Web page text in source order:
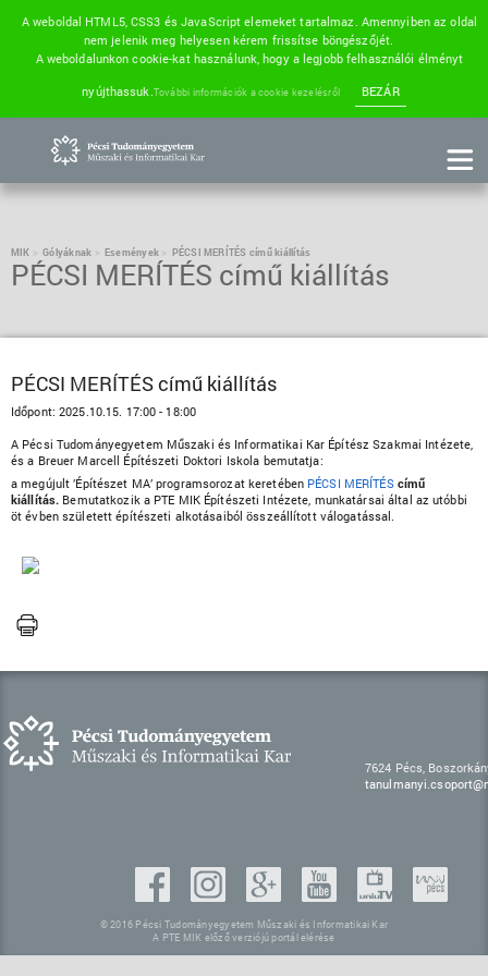
A weboldal HTML5, CSS3 és JavaScript elemeket tartalmaz. Amennyiben az oldal
nem jelenik meg helyesen kérem frissítse böngészőjét.
A weboldalunkon cookie-kat használunk, hogy a legjobb felhasználói élményt
nyújthassuk. További információk a cookie kezelésről BEZÁR
MIK Gólyáknak Események PÉCSI MERÍTÉS című kiállítás
PÉCSI MERÍTÉS című kiállítás
PÉCSI MERÍTÉS című kiállítás
Időpont:2025.10.15. 17:00 - 18:00
A Pécsi Tudományegyetem Műszaki és Informatikai Kar Építész Szakmai Intézete,
és a Breuer Marcell Építészeti Doktori Iskola bemutatja:
a megújult ’Építészet MA’ programsorozat keretében PÉCSI MERÍTÉScímű
kiállítás. Bemutatkozik a PTE MIK Építészeti Intézete, munkatársai által az utóbbi
öt évben született építészeti alkotásaiból összeállított válogatással.
7624 Pécs,
© 2016 Pécsi Tudományegyetem Műszaki és Informatikai Kar
A PTE MIK előző verziójú portál elérése